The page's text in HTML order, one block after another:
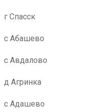
г Спасск
с Абашево
с Авдалово
д Агринка
с Адашево